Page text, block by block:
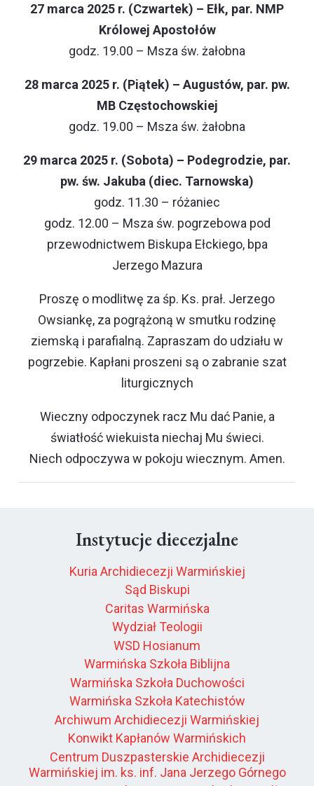
27 marca 2025 r. (Czwartek) – Ełk, par. NMP
Królowej Apostołów
godz. 19.00 – Msza św. żałobna
28 marca 2025 r. (Piątek) – Augustów, par. pw.
MB Częstochowskiej
godz. 19.00 – Msza św. żałobna
29 marca 2025 r. (Sobota) – Podegrodzie, par.
pw. św. Jakuba (diec. Tarnowska)
godz. 11.30 – różaniec
godz. 12.00 – Msza św. pogrzebowa pod
przewodnictwem Biskupa Ełckiego, bpa
Jerzego Mazura
Proszę o modlitwę za śp. Ks. prał. Jerzego
Owsiankę, za pogrążoną w smutku rodzinę
ziemską i parafialną. Zapraszam do udziału w
pogrzebie. Kapłani proszeni są o zabranie szat
liturgicznych
Wieczny odpoczynek racz Mu dać Panie, a
światłość wiekuista niechaj Mu świeci.
Niech odpoczywa w pokoju wiecznym. Amen.
Instytucje diecezjalne
Kuria Archidiecezji Warmińskiej
Sąd Biskupi
Caritas Warmińska
Wydział Teologii
WSD Hosianum
Warmińska Szkoła Biblijna
Warmińska Szkoła Duchowości
Warmińska Szkoła Katechistów
Archiwum Archidiecezji Warmińskiej
Konwikt Kapłanów Warmińskich
Centrum Duszpasterskie Archidiecezji
Warmińskiej im. ks. inf. Jana Jerzego Górnego